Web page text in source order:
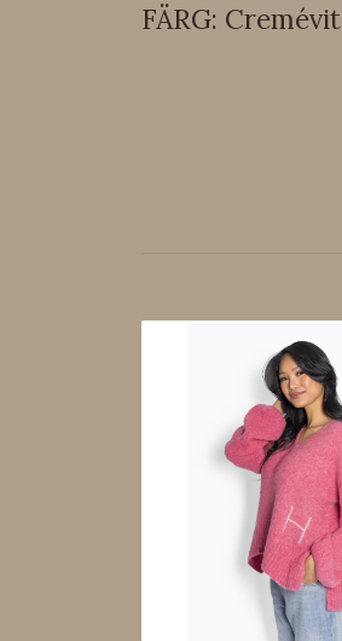
FÄRG: Cremévit